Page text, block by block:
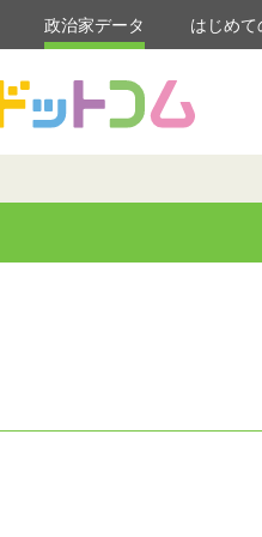
政治家データ はじめて